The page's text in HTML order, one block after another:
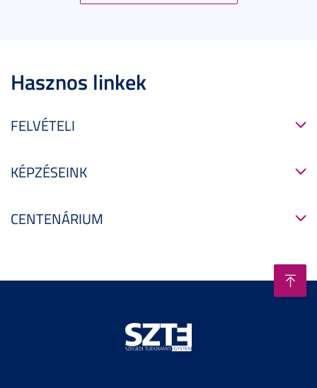
Hasznos linkek
FELVÉTELI
KÉPZÉSEINK
CENTENÁRIUM